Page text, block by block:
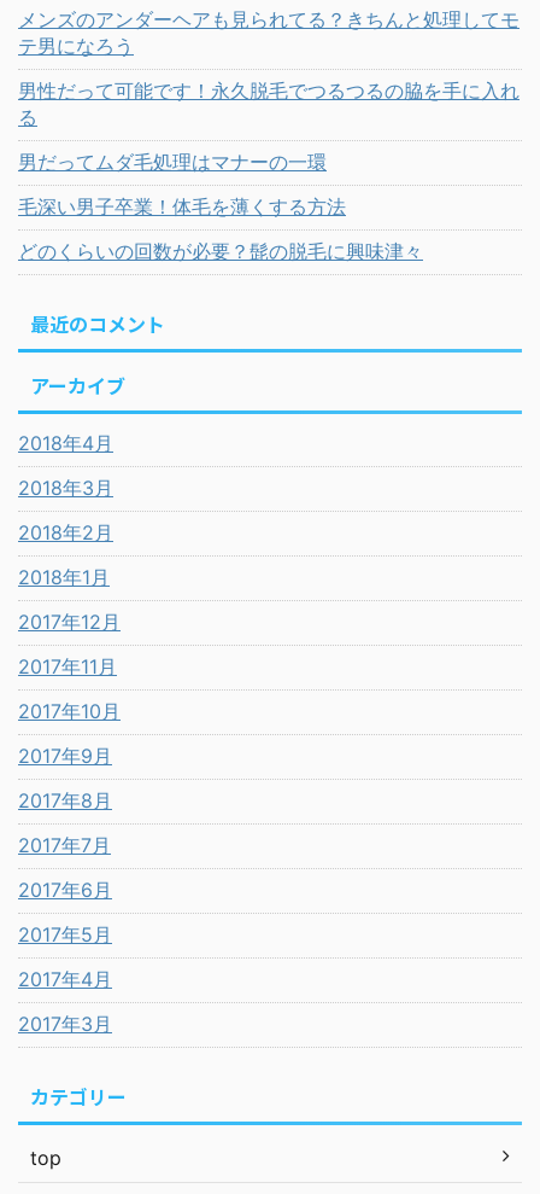
メンズのアンダーヘアも見られてる？きちんと処理してモ
テ男になろう
男性だって可能です！永久脱毛でつるつるの脇を手に入れ
る
男だってムダ毛処理はマナーの一環
毛深い男子卒業！体毛を薄くする方法
どのくらいの回数が必要？髭の脱毛に興味津々
最近のコメント
アーカイブ
2018年4月
2018年3月
2018年2月
2018年1月
2017年12月
2017年11月
2017年10月
2017年9月
2017年8月
2017年7月
2017年6月
2017年5月
2017年4月
2017年3月
カテゴリー
top